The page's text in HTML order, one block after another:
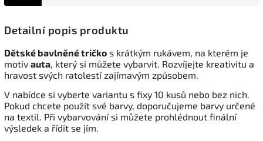
Detailní popis produktu
Dětské bavlněné tričko s krátkým rukávem, na kterém je
motiv auta, který si můžete vybarvit. Rozvíjejte kreativitu a
hravost svých ratolestí zajímavým způsobem.
V nabídce si vyberte variantu s fixy 10 kusů nebo bez nich.
Pokud chcete použít své barvy, doporučujeme barvy určené
na textil. Při vybarvování si můžete prohlédnout finální
výsledek a řídit se jím.